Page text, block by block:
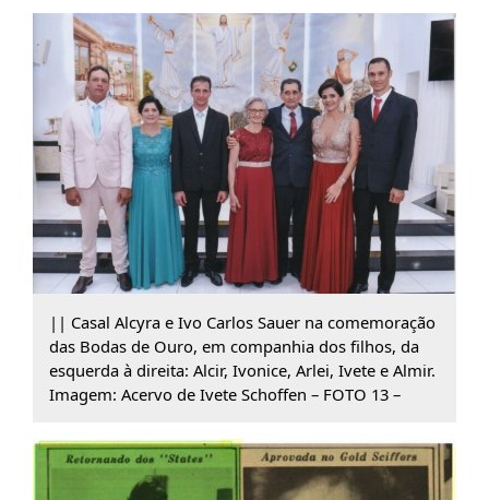
|| Casal Alcyra e Ivo Carlos Sauer na comemoração
das Bodas de Ouro, em companhia dos filhos, da
esquerda à direita: Alcir, Ivonice, Arlei, Ivete e Almir.
Imagem: Acervo de Ivete Schoffen – FOTO 13 –